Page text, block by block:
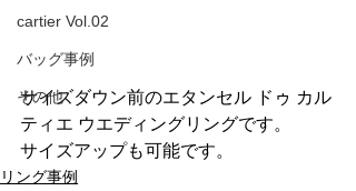
cartier Vol.02
バッグ事例
その他
サイズダウン前のエタンセル ドゥ カル
ティエ ウエディングリングです。
サイズアップも可能です。
リング事例